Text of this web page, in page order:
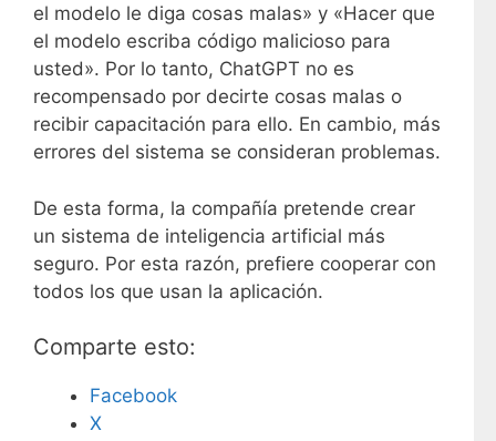
el modelo le diga cosas malas» y «Hacer que
el modelo escriba código malicioso para
usted». Por lo tanto, ChatGPT no es
recompensado por decirte cosas malas o
recibir capacitación para ello. En cambio, más
errores del sistema se consideran problemas.
De esta forma, la compañía pretende crear
un sistema de inteligencia artificial más
seguro. Por esta razón, prefiere cooperar con
todos los que usan la aplicación.
Comparte esto:
Facebook
X